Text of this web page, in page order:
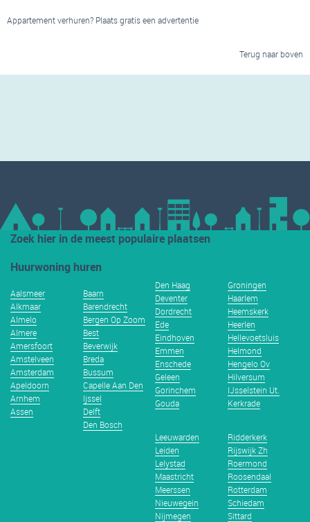
Appartement verhuren? Plaats gratis een advertentie
Terug naar boven
Zoek hier in de meest populaire plaatsen
Huurwoning huren
Aalsmeer
Alkmaar
Almelo
Almere
Amersfoort
Amstelveen
Amsterdam
Apeldoorn
Arnhem
Assen
Baarn
Barendrecht
Bergen Op Zoom
Best
Beverwijk
Breda
Bussum
Capelle Aan Den
Ijssel
Delft
Den Bosch
Den Haag
Deventer
Dordrecht
Ede
Eindhoven
Emmen
Enschede
Geleen
Gorinchem
Gouda
Groningen
Haarlem
Heemskerk
Heerlen
Hellevoetsluis
Helmond
Hengelo Ov
Hilversum
IJsselstein Ut.
Kerkrade
Leeuwarden
Leiden
Lelystad
Maastricht
Meerssen
Nieuwegein
Nijmegen
Ridderkerk
Rijswijk Zh
Roermond
Roosendaal
Rotterdam
Schiedam
Sittard